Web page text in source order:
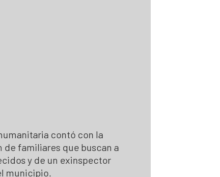
la Búsqueda
la búsqueda
solicitudes de búsqueda
búsqueda
contó con la
familiares que buscan a
y de un exinspector
municipio.